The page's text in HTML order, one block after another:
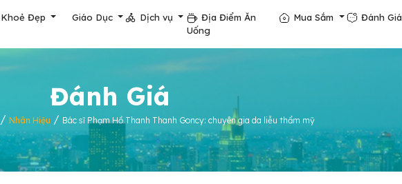
Khoẻ Đẹp Giáo Dục Dịch vụ
Địa Điểm Ăn
Uống
Mua Sắm Đánh Giá
Đánh Giá
/ Nhân Hiệu / Bác sĩ Phạm Hồ Thanh Thanh Goncy: chuyên gia da liễu thẩm mỹ